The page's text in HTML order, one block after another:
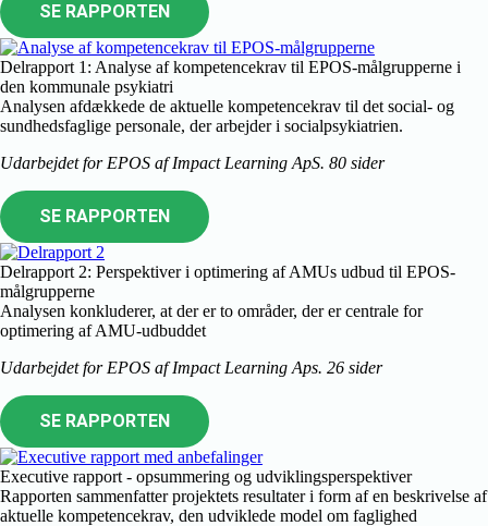
SE RAPPORTEN
Delrapport 1: Analyse af kompetencekrav til EPOS-målgrupperne i
den kommunale psykiatri
Analysen afdækkede de aktuelle kompetencekrav til det social- og
sundhedsfaglige personale, der arbejder i socialpsykiatrien.
Udarbejdet for EPOS af Impact Learning ApS. 80 sider
SE RAPPORTEN
Delrapport 2: Perspektiver i optimering af AMUs udbud til EPOS-
målgrupperne
Analysen konkluderer, at der er to områder, der er centrale for
optimering af AMU-udbuddet
Udarbejdet for EPOS af Impact Learning Aps. 26 sider
SE RAPPORTEN
Executive rapport - opsummering og udviklingsperspektiver
Rapporten sammenfatter projektets resultater i form af en beskrivelse af
aktuelle kompetencekrav, den udviklede model om faglighed